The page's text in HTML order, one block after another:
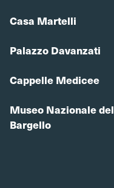
Casa Martelli
Palazzo Davanzati
Cappelle Medicee
Museo Nazionale del
Bargello